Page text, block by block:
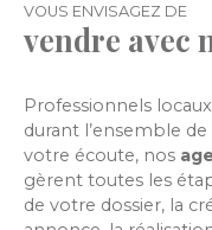
VOUS ENVISAGEZ DE
vendre avec
Professionnels
durant l’ensemble
votre écoute, nos
gèrent toutes les
de votre dossier, la